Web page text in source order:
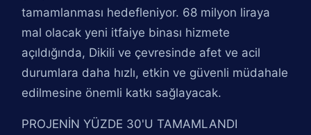
tamamlanması hedefleniyor. 68 milyon liraya
mal olacak yeni itfaiye binası hizmete
açıldığında, Dikili ve çevresinde afet ve acil
durumlara daha hızlı, etkin ve güvenli müdahale
edilmesine önemli katkı sağlayacak.
PROJENİN YÜZDE 30'U TAMAMLANDI